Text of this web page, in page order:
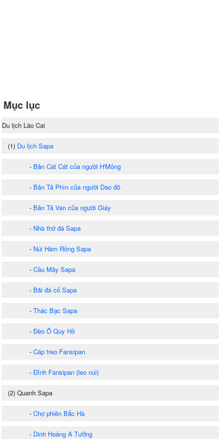
Mục lục
Du lịch Lào Cai
(1) Du lịch Sapa
- Bản Cát Cát của người H'Mông
- Bản Tả Phìn của người Dao đỏ
- Bản Tả Van của người Giáy
- Nhà thờ đá Sapa
- Núi Hàm Rồng Sapa
- Cầu Mây Sapa
- Bãi đá cổ Sapa
- Thác Bạc Sapa
- Đèo Ô Quy Hồ
- Cáp treo Fansipan
- Đỉnh Fansipan (leo núi)
(2) Quanh Sapa
- Chợ phiên Bắc Hà
- Dinh Hoàng A Tưởng